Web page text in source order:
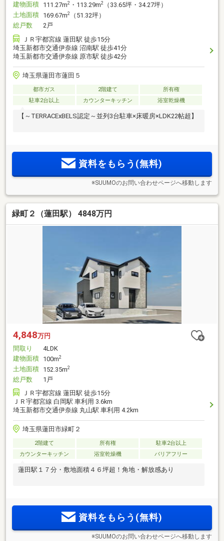
建物面積 111.27m2 ・113.29m2
（33.65坪・34.27坪）
土地面積 169.67m2
（51.32坪）
総戸数
2戸
ＪＲ宇都宮線 蓮田駅 徒歩15分
埼玉新都市交通伊奈線 沼南駅 徒歩41分
埼玉新都市交通伊奈線 原市駅 徒歩42分
埼玉県蓮田市蓮田５
都市ガス 2階建て
所有権
駐車2台以上
カウンターキッチン 浴室乾燥機
【～TERRACExBELS認定～並列3台駐車×床暖房×LDK22帖超】
資料をもらう(無料)
※SUUMOのお問い合わせページへ移動します
緑町２（蓮田駅） 4848万円
4,848万円
間取り
4LDK
建物面積 100m2
土地面積 152.35m2
総戸数
1戸
ＪＲ宇都宮線 蓮田駅 徒歩15分
ＪＲ宇都宮線 白岡駅 車利用 3.6km
埼玉新都市交通伊奈線 丸山駅 車利用 4.2km
埼玉県蓮田市緑町２
2階建て 所有権
駐車2台以上
カウンターキッチン
浴室乾燥機 バリアフリー
蓮田駅１７分・敷地面積４６坪超！角地・解放感あり
資料をもらう(無料)
※SUUMOのお問い合わせページへ移動します